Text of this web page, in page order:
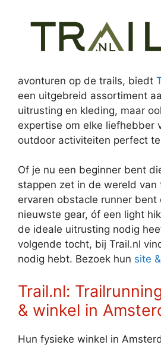
avonturen op de trails, biedt
een uitgebreid assortiment
uitrusting en kleding, maar
expertise om elke liefhebber
outdoor activiteiten perfect
Of je nu een beginner bent
stappen zet in de wereld van
ervaren obstacle runner bent
nieuwste gear, óf een light
de ideale uitrusting nodig
volgende tocht, bij Trail.nl
nodig hebt. Bezoek hun site
Trail.nl:
& winkel in
Hun fysieke winkel in